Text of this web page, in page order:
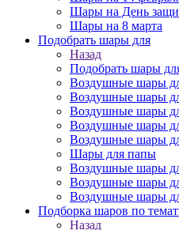
Шары на День
Шары на 8 марта
Подобрать шары для
Назад
Подобрать шары
Воздушные шары
Воздушные шары
Воздушные шары
Воздушные шары
Воздушные шары
Шары для папы
Воздушные шары
Воздушные шары
Воздушные шары
Подборка шаров по
Назад